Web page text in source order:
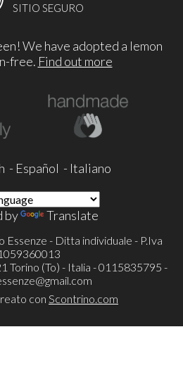
SITIO SEGURO
We have adopted a lemon
free. Find out more
- Español - Italiano
by Translate
- Ditta individuale - P.Iva
Torino (To) - Italia - 0115835795 -
con Scontrino.com